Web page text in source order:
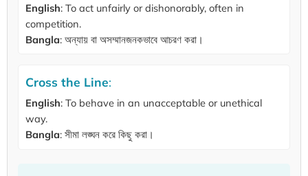
English: To act unfairly or dishonorably, often in
competition.
Bangla: অন্যায় বা অসম্মানজনকভাবে আচরণ করা।
Cross the Line:
English: To behave in an unacceptable or unethical
way.
Bangla: সীমা লঙ্ঘন করে কিছু করা।